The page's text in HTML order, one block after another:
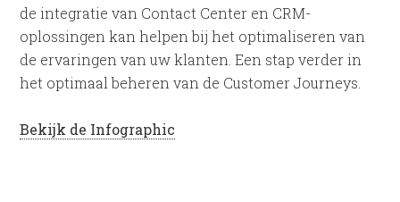
de integratie van Contact Center en CRM-
oplossingen kan helpen bij het optimaliseren van
de ervaringen van uw klanten. Een stap verder in
het optimaal beheren van de Customer Journeys.
Bekijk de Infographic